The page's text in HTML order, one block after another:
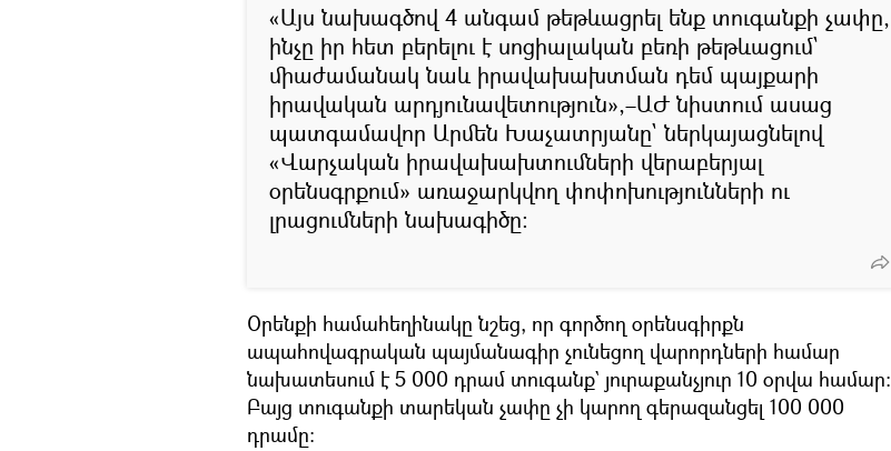
«Այս նախագծով 4 անգամ թեթևացրել ենք տուգանքի չափը,
ինչը իր հետ բերելու է սոցիալական բեռի թեթևացում`
միաժամանակ նաև իրավախախտման դեմ պայքարի
իրավական արդյունավետություն»,–ԱԺ նիստում ասաց
պատգամավոր Արմեն Խաչատրյանը` ներկայացնելով
«Վարչական իրավախախտումների վերաբերյալ
օրենսգրքում» առաջարկվող փոփոխությունների ու
լրացումների նախագիծը։
Օրենքի համահեղինակը նշեց, որ գործող օրենսգիրքն
ապահովագրական պայմանագիր չունեցող վարորդների համար
նախատեսում է 5 000 դրամ տուգանք` յուրաքանչյուր 10 օրվա համար։
Բայց տուգանքի տարեկան չափը չի կարող գերազանցել 100 000
դրամը։